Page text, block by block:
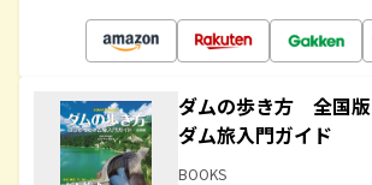
ダムの歩き方 全国
ダム旅入門ガイド
BOOKS